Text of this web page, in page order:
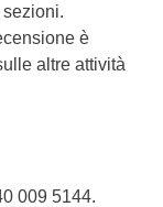
è
altre attività
009 5144.